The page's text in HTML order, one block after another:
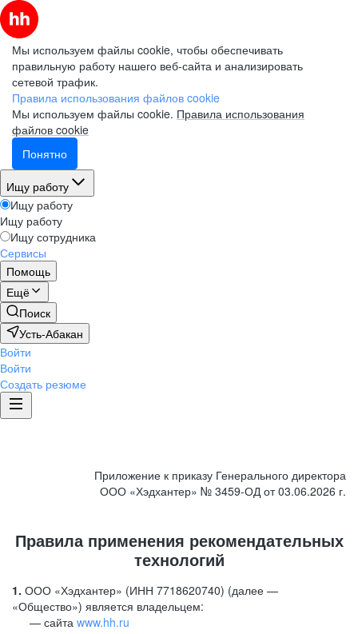
Мы используем файлы cookie, чтобы обеспечивать
правильную работу нашего веб-сайта и анализировать
сетевой трафик.
Правила использования файлов cookie
Мы используем файлы cookie. Правила использования
файлов cookie
Понятно
Ищу работу
Ищу работу
Ищу работу
Ищу сотрудника
Сервисы
Помощь
Ещё
Поиск
Усть-Абакан
Войти
Войти
Создать резюме
Приложение к приказу Генерального директора
ООО «Хэдхантер» № 3459-ОД от 03.06.2026 г.
Правила применения рекомендательных
технологий
1. ООО «Хэдхантер» (ИНН 7718620740) (далее —
«Общество») является владельцем:
сайта www.hh.ru